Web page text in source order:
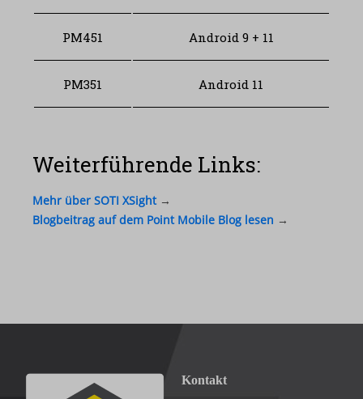
PM451 Android 9 + 11
PM351 Android 11
Weiterführende Links:
Mehr über SOTI XSight→
Blogbeitrag auf dem Point Mobile Blog lesen →
Kontakt